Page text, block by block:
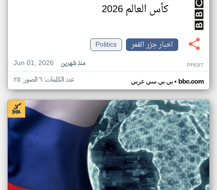
كأس العالم 2026
اخبار جزر القمر
Politics
Jun 01, 2026
منذ شهرين PF63IT
بي بي سي عربي• bbc.com عدد الكلمات: ٦ الصور: ٢٥